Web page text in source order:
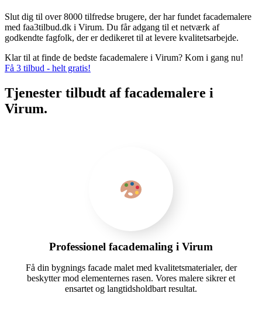
Slut dig til over 8000 tilfredse brugere, der har fundet facademalere
med faa3tilbud.dk i Virum. Du får adgang til et netværk af
godkendte fagfolk, der er dedikeret til at levere kvalitetsarbejde.
Klar til at finde de bedste facademalere i Virum? Kom i gang nu!
Få 3 tilbud - helt gratis!
Tjenester tilbudt af facademalere i
Virum.
Professionel facademaling i Virum
Få din bygnings facade malet med kvalitetsmaterialer, der
beskytter mod elementernes rasen. Vores malere sikrer et
ensartet og langtidsholdbart resultat.